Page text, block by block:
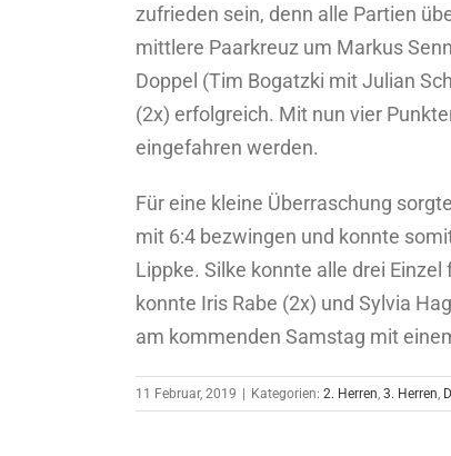
zufrieden sein, denn alle Partien
mittlere Paarkreuz um Markus
Doppel (Tim Bogatzki mit Julian
(2x) erfolgreich. Mit nun vier
eingefahren werden.
Für eine kleine Überraschung
mit 6:4 bezwingen und konnte
Lippke. Silke konnte alle drei
konnte Iris Rabe (2x) und Sylvia
am kommenden Samstag mit
11 Februar, 2019 | Kategorien: 2. Herren 3. Herren